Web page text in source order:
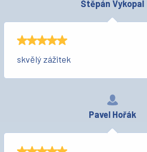
Štěpán Vykopal
skvělý zážitek
Pavel Hořák